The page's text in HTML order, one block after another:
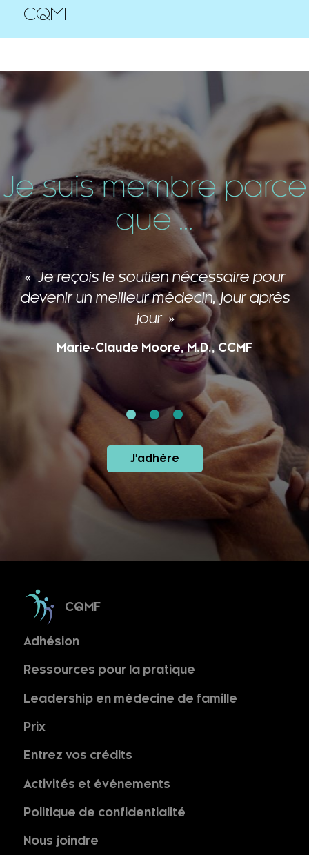
CQMF
Je suis membre parce
que ...
Je reçois le soutien nécessaire pour
devenir un meilleur médecin, jour après
jour
Marie-Claude Moore, M.D., CCMF
J'adhère
CQMF
Adhésion
Ressources pour la pratique
Leadership en médecine de famille
Prix
Entrez vos crédits
Activités et événements
Politique de confidentialité
Nous joindre